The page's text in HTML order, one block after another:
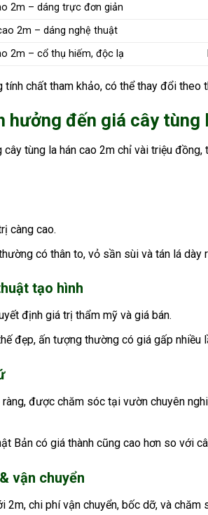
2m – dáng trực đơn giản
2m – dáng nghệ thuật
2m – cổ thụ hiếm, độc lạ
tính chất tham khảo, có thể thay đổi theo
hưởng đến giá cây tùng
tùng la hán cao 2m chỉ vài triệu
càng cao.
có thân to, vỏ sần sùi và tán lá dày
tạo hình
định giá trị thẩm mỹ và giá bán.
đẹp, ấn tượng thường có giá gấp nhiều
được chăm sóc tại vườn chuyên
Bản có giá thành cũng cao hơn so với
vận chuyển
2m, chi phí vận chuyển, bốc dỡ, và